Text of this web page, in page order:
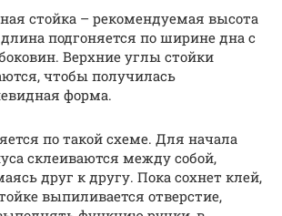
стойка – рекомендуемая высота
подгоняется по ширине дна с
Верхние углы стойки
чтобы получилась
форма.
по такой схеме. Для начала
склеиваются между собой,
друг к другу. Пока сохнет клей,
выпиливается отверстие,